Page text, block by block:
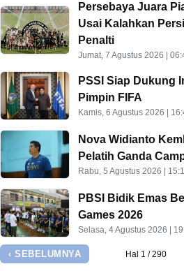
Persebaya Juara
Usai Kalahkan
Penalti
Jumat, 7 Agustus 2026 |
PSSI Siap Dukung
Pimpin FIFA
Kamis, 6 Agustus 2026 |
Nova Widianto
Pelatih Ganda
Rabu, 5 Agustus 2026 |
PBSI Bidik Emas
Games 2026
Selasa, 4 Agustus 2026 |
‹ SEBELUMNYA Hal 1 / 290